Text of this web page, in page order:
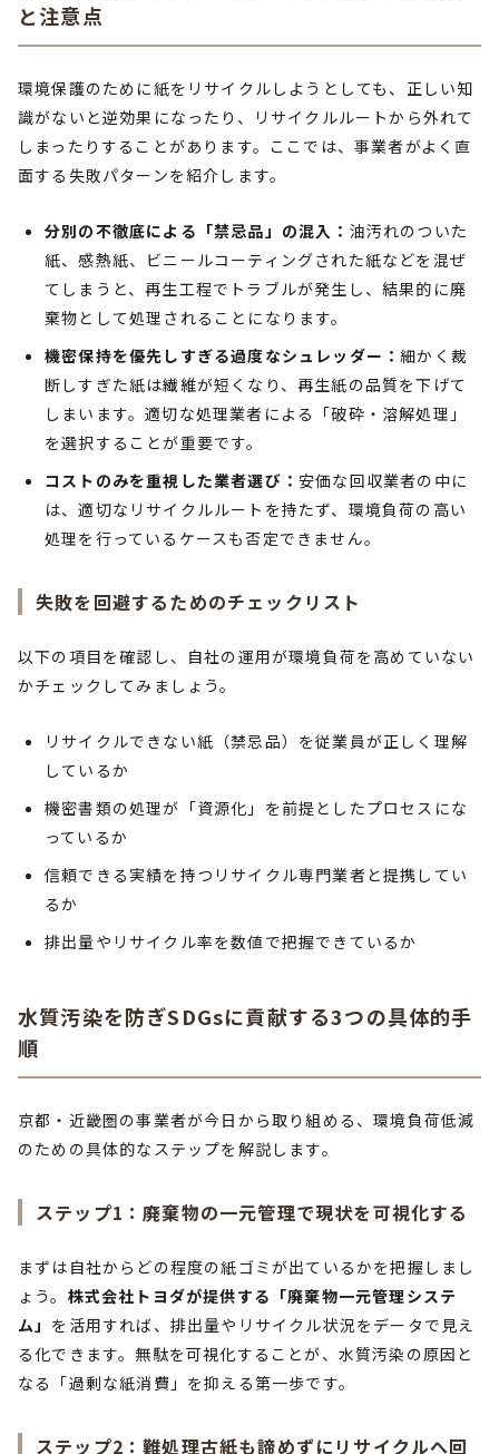
と注意点
環境保護のために紙をリサイクルしようとしても、正しい知
識がないと逆効果になったり、リサイクルルートから外れて
しまったりすることがあります。ここでは、事業者がよく直
面する失敗パターンを紹介します。
分別の不徹底による「禁忌品」の混入： 油汚れのついた
紙、感熱紙、ビニールコーティングされた紙などを混ぜ
てしまうと、再生工程でトラブルが発生し、結果的に廃
棄物として処理されることになります。
機密保持を優先しすぎる過度なシュレッダー：細かく裁
断しすぎた紙は繊維が短くなり、再生紙の品質を下げて
しまいます。適切な処理業者による「破砕・溶解処理」
を選択することが重要です。
コストのみを重視した業者選び： 安価な回収業者の中に
は、適切なリサイクルルートを持たず、環境負荷の高い
処理を行っているケースも否定できません。
失敗を回避するためのチェックリスト
以下の項目を確認し、自社の運用が環境負荷を高めていない
かチェックしてみましょう。
リサイクルできない紙（禁忌品）を従業員が正しく理解
しているか
機密書類の処理が「資源化」を前提としたプロセスにな
っているか
信頼できる実績を持つリサイクル専門業者と提携してい
るか
排出量やリサイクル率を数値で把握できているか
水質汚染を防ぎSDGsに貢献する3つの具体的手
順
京都・近畿圏の事業者が今日から取り組める、環境負荷低減
のための具体的なステップを解説します。
ステップ1：廃棄物の一元管理で現状を可視化する
まずは自社からどの程度の紙ゴミが出ているかを把握しまし
ょう。 株式会社トヨダが提供する「廃棄物一元管理システ
ム」 を活用すれば、排出量やリサイクル状況をデータで見え
る化できます。無駄を可視化することが、水質汚染の原因と
なる「過剰な紙消費」を抑える第一歩です。
ステップ2：難処理古紙も諦めずにリサイクルへ回